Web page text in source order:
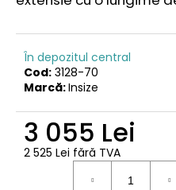
În depozitul central
Cod: 3128-70
Marcă:Insize
3 055 Lei
2 525 Lei fără TVA